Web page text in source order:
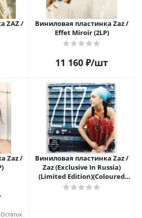
ZAZ /
Виниловая пластинка Zaz /
Effet Miroir (2LP)
11 160 ₽/шт
Zaz /
Остаток
Виниловая пластинка Zaz /
Zaz (Exclusive In Russia)
(Limited Edition)(Coloured
Vinyl)(LP)